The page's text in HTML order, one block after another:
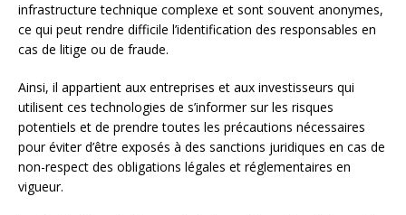
infrastructure technique complexe et sont souvent anonymes,
ce qui peut rendre difficile l’identification des responsables en
cas de litige ou de fraude.
Ainsi, il appartient aux entreprises et aux investisseurs qui
utilisent ces technologies de s’informer sur les risques
potentiels et de prendre toutes les précautions nécessaires
pour éviter d’être exposés à des sanctions juridiques en cas de
non-respect des obligations légales et réglementaires en
vigueur.